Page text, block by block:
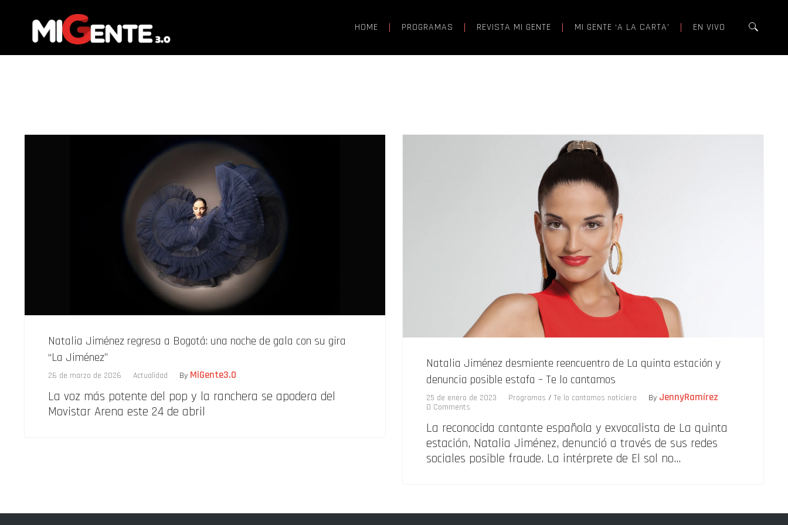
HOME PROGRAMAS REVISTA MI GENTE MI GENTE ‘A LA CARTA’ EN VIVO
Natalia Jiménez regresa a Bogotá: una noche de gala con su gira
“La Jiménez”
26 de marzo de 2026 Actualidad By MiGente3.0
La voz más potente del pop y la ranchera se apodera del
Movistar Arena este 24 de abril
Natalia Jiménez desmiente reencuentro de La quinta estación y
denuncia posible estafa – Te lo cantamos
25 de enero de 2023 Programas / Te lo cantamos noticiero By JennyRamírez
0 Comments
La reconocida cantante española y exvocalista de La quinta
estación, Natalia Jiménez, denunció a través de sus redes
sociales posible fraude. La intérprete de El sol no…